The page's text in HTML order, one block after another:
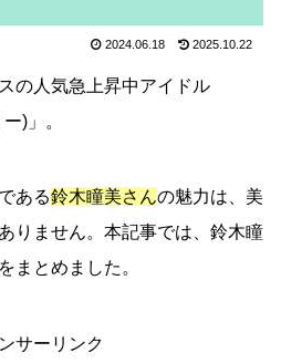
2024.06.18 2025.10.22
の人気急上昇中アイドル
)」。
ある鈴木瞳美さんの魅力は、美
りません。本記事では、鈴木瞳
まとめました。
サーリンク